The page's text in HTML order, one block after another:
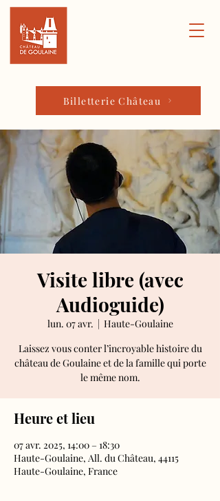
Billetterie Château
Visite libre (avec
Audioguide)
lun. 07 avr.
  |
Haute-Goulaine
Laissez vous conter l’incroyable histoire du
château de Goulaine et de la famille qui porte
le même nom.
Heure et lieu
07 avr. 2025, 14:00 – 18:30
Haute-Goulaine, All. du Château, 44115
Haute-Goulaine, France